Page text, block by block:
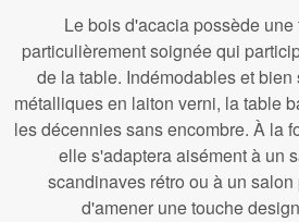
Le bois d'acacia possède
particulièrement soignée qui
de la table. Indémodables et
métalliques en laiton verni, la table
les décennies sans encombre. À la
elle s'adaptera aisément à un
scandinaves rétro ou à un
d'amener une touche